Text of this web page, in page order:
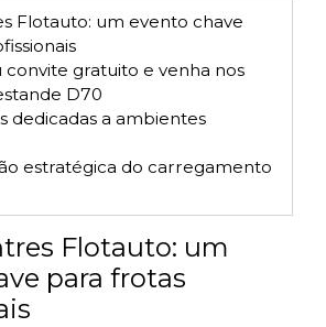
Flotauto: um evento chave
convite gratuito e venha nos
D70
dedicadas a ambientes
estratégica do carregamento
Flotauto: um
para frotas